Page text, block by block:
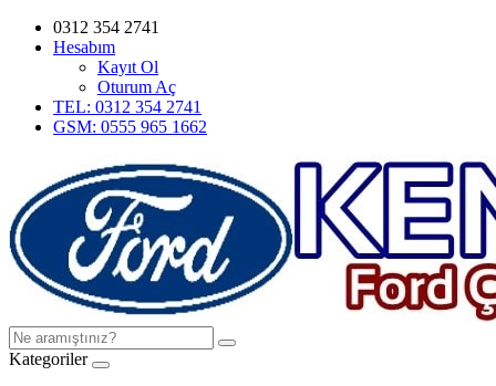
0312 354 2741
Hesabım
Kayıt Ol
Oturum Aç
TEL: 0312 354 2741
GSM: 0555 965 1662
Kategoriler